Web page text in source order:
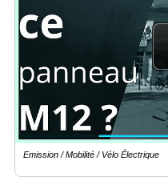
Emission / Mobilité / Vélo Électrique